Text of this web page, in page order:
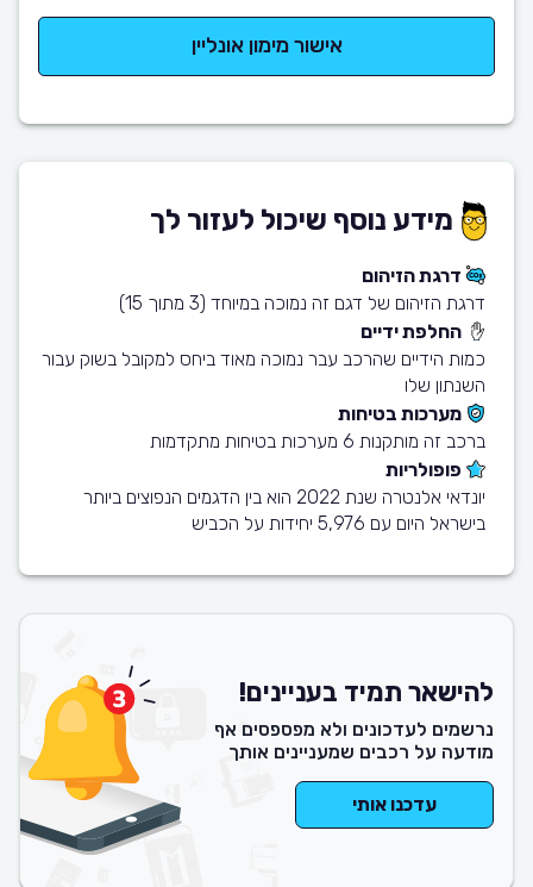
אישור מימון אונליין
מידע נוסף שיכול לעזור לך
דרגת הזיהום
דרגת הזיהום של דגם זה נמוכה במיוחד (3 מתוך 15)
החלפת ידיים
כמות הידיים שהרכב עבר נמוכה מאוד ביחס למקובל בשוק עבור
השנתון שלו
מערכות בטיחות
ברכב זה מותקנות 6 מערכות בטיחות מתקדמות
פופולריות
יונדאי אלנטרה שנת 2022 הוא בין הדגמים הנפוצים ביותר
בישראל היום עם 5,976 יחידות על הכביש
להישאר תמיד בעניינים!
נרשמים לעדכונים ולא מפספסים אף
מודעה על רכבים שמעניינים אותך
עדכנו אותי